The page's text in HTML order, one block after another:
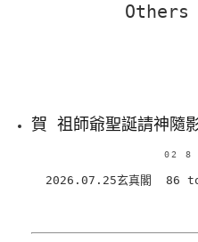
賀 祖師爺聖誕請神隨
02 8
2026.07.25玄真閣